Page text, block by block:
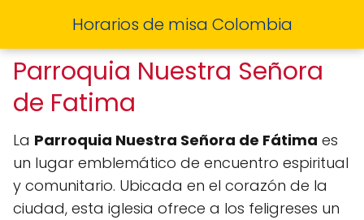
Horarios de misa Colombia
Parroquia Nuestra Señora
de Fatima
La Parroquia Nuestra Señora de Fátima es
un lugar emblemático de encuentro espiritual
y comunitario. Ubicada en el corazón de la
ciudad, esta iglesia ofrece a los feligreses un